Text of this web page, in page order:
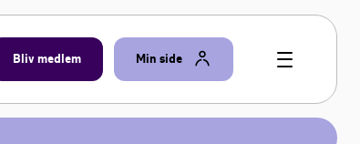
Bliv medlem Min side